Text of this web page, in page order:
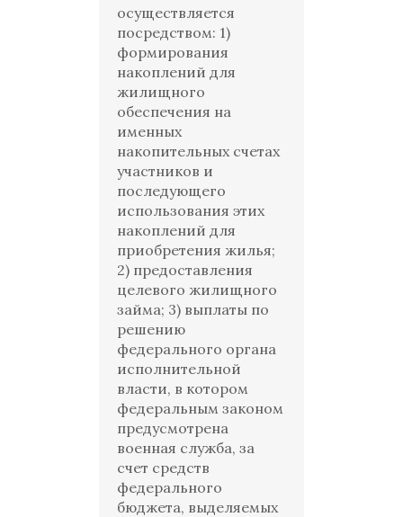
осуществляется
посредством: 1)
формирования
накоплений для
жилищного
обеспечения на
именных
накопительных счетах
участников и
последующего
использования этих
накоплений для
приобретения жилья;
2) предоставления
целевого жилищного
займа; 3) выплаты по
решению
федерального органа
исполнительной
власти, в котором
федеральным законом
предусмотрена
военная служба, за
счет средств
федерального
бюджета, выделяемых